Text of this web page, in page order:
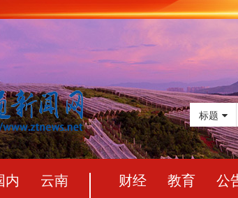
标题
内
云南
财经 教育
公